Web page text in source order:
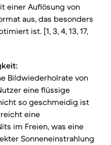
einer Auflösung von
aus, das besonders
ist. [1, 3, 4, 13, 17,
Bildwiederholrate von
eine flüssige
so geschmeidig ist
eine
im Freien, was eine
Sonneneinstrahlung